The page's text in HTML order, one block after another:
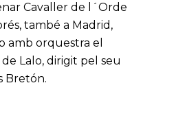
Cavaller de l´Orde
també a Madrid,
amb orquestra el
Lalo, dirigit pel seu
Bretón.